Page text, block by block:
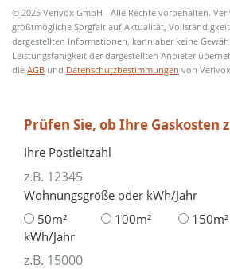
© 2025 Verivox GmbH - Alle Rechte vorbehalten.
größtmögliche Sorgfalt auf Aktualität,
dargestellten Informationen, kann aber keine
Leistungsfähigkeit der dargestellten Anbieter
dieAGB und Datenschutzbestimmungen von
Prüfen Sie, ob Ihre Gaskosten
Ihre Postleitzahl
Wohnungsgröße oder kWh/Jahr
50m²
100m² 150m²
kWh/Jahr